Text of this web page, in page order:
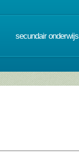
secundair onderwijs